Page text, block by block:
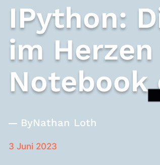
IPython:
im
Notebook
ByNathan Loth
3 Juni 2023